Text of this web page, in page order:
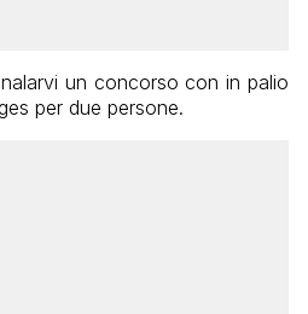
un concorso con in palio
per due persone.